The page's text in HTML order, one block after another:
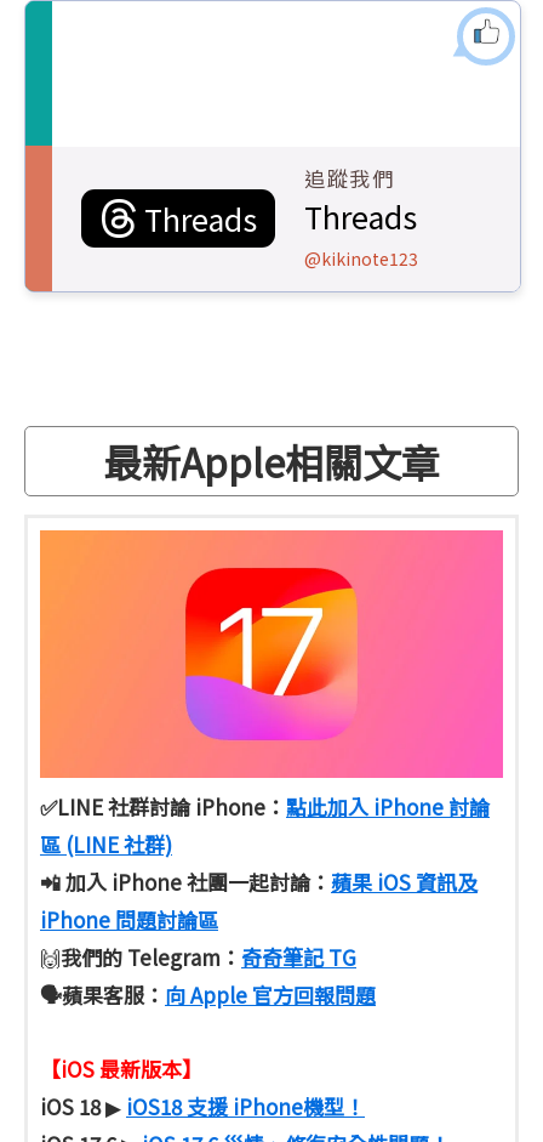
Threads
追蹤我們
Threads
@kikinote123
最新Apple相關文章
✅LINE 社群討論 iPhone： 點此加入 iPhone 討論
區 (LINE 社群)
📲 加入 iPhone 社團一起討論： 蘋果 iOS 資訊及
iPhone 問題討論區
🙌我們的 Telegram： 奇奇筆記 TG
🗣️蘋果客服 ： 向 Apple 官方回報問題
【iOS 最新版本】
iOS 18▶ iOS18 支援 iPhone機型！